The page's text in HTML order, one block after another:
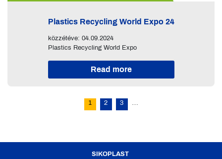
Plastics Recycling World Expo 24
közzétéve: 04.09.2024
Plastics Recycling World Expo
Read more
1 2 3
SIKOPLAST